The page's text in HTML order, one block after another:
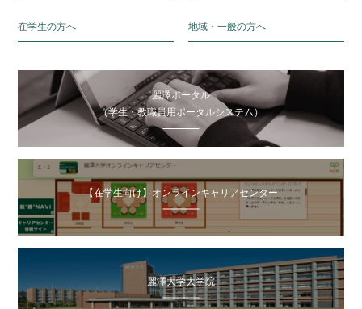
在学生の方へ 地域・一般の方へ
麗澤ポータル
（学生・教職員用ポータルシステム）
【在学生向け】オンラインキャリアセンター
麗澤大学大学院